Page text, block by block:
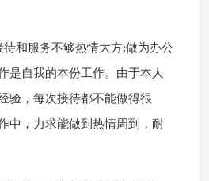
待和服务不够热情大方;做为办公
是自我的本份工作。由于本人
验，每次接待都不能做得很
中，力求能做到热情周到，耐